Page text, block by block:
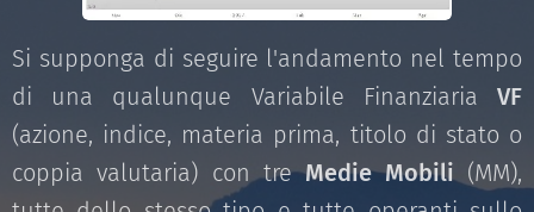
Si supponga di seguire l'andamento nel tempo
di una qualunque Variabile Finanziaria VF
(azione, indice, materia prima, titolo di stato o
coppia valutaria) con treMedie Mobili(MM),